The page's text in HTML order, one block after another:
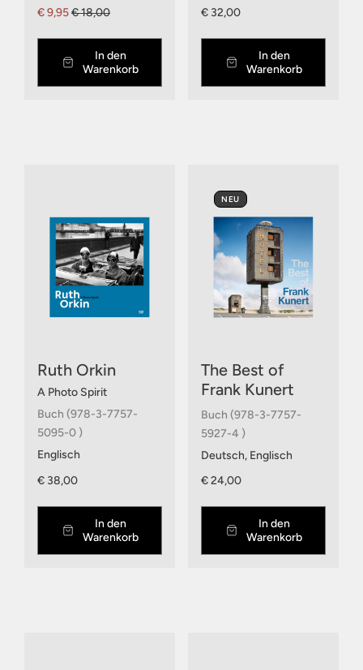
€ 9,95€ 18,00
In den
Warenkorb
€ 32,00
In den
Warenkorb
Ruth Orkin
A Photo Spirit
Buch (978-3-7757-
5095-0 )
Englisch
€ 38,00
In den
Warenkorb
NEU
The Best of
Frank Kunert
Buch (978-3-7757-
5927-4 )
Deutsch, Englisch
€ 24,00
In den
Warenkorb